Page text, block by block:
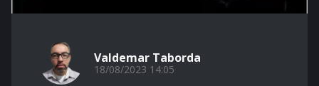
Valdemar Taborda
18/08/2023 14:05